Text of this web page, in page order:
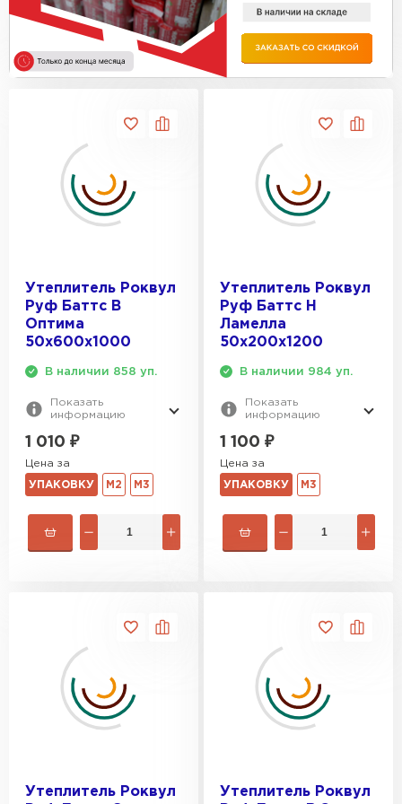
Утеплитель Роквул
Руф Баттс В
Оптима
50х600х1000
В наличии 858 уп.
Показать
информацию
1 010 ₽
Цена за
УПАКОВКУ М2 М3
Утеплитель Роквул
Руф Баттс Н
Ламелла
50х200х1200
В наличии 984 уп.
Показать
информацию
1 100 ₽
Цена за
УПАКОВКУ М3
Утеплитель Роквул
Утеплитель Роквул
ПЕРЕЙТИ
Утеплитель Изомин
Рулонная кровля Брит
Утеплитель Isoroc
ПЕРЕЙТИ
ПЕРЕЙТИ
Утеплитель Тимплэкс